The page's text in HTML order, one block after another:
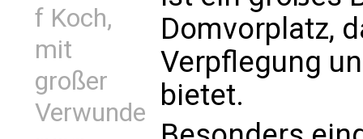
f Koch,
mit
großer
Verwunde
Domvorplatz,
Verpflegung
bietet.